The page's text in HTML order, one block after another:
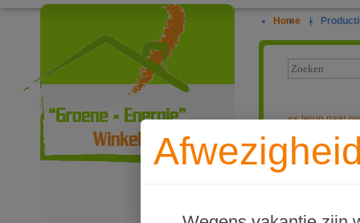
Home |
<<terug naar
Solis S5-